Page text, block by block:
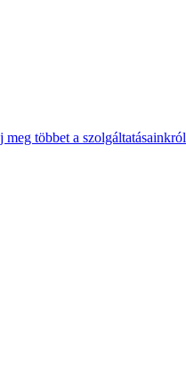
meg többet a szolgáltatásainkról